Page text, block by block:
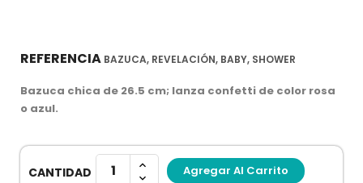
REFERENCIA BAZUCA, REVELACIÓN, BABY, SHOWER
Bazuca chica de 26.5 cm; lanza confetti de color rosa
o azul.
CANTIDAD Agregar Al Carrito